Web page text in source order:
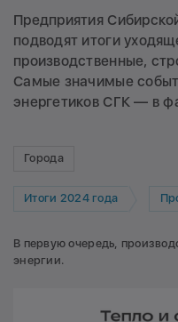
Предприятия
подводят итоги
производственные,
Самые значимые
энергетиков СГК — в
Города
Итоги 2024 года
В первую очередь,
энергии.